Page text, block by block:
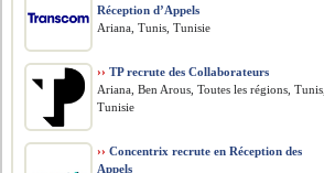
Réception d’Appels
Ariana, Tunis, Tunisie
›› TP recrute des Collaborateurs
Ariana, Ben Arous, Toutes les régions, Tunis,
Tunisie
›› Concentrix recrute en Réception des
Appels